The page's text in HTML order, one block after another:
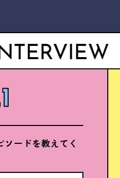
インタビュー
ードを教えてく